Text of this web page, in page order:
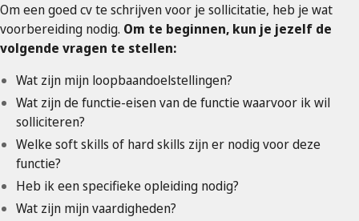
Om een goed cv te schrijven voor je sollicitatie, heb je wat
voorbereiding nodig. Om te beginnen, kun je jezelf de
volgende vragen te stellen:
Wat zijn mijn loopbaandoelstellingen?
Wat zijn de functie-eisen van de functie waarvoor ik wil
solliciteren?
Welke soft skills of hard skills zijn er nodig voor deze
functie?
Heb ik een specifieke opleiding nodig?
Wat zijn mijn vaardigheden?